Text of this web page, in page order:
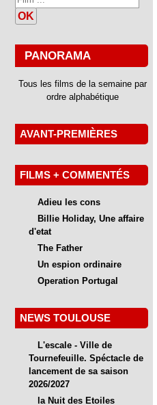
OK
PANORAMA
Tous les films de la semaine par
ordre alphabétique
AVANT-PREMIÈRES
FILMS + COMMENTÉS
Adieu les cons
Billie Holiday, Une affaire
d'etat
The Father
Un espion ordinaire
Operation Portugal
NEWS TOULOUSE
L'escale - Ville de
Tournefeuille. Spéctacle de
lancement de sa saison
2026/2027
la Nuit des Etoiles